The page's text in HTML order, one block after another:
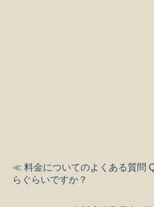
≪ 料金についてのよくある質問
らぐらいですか？